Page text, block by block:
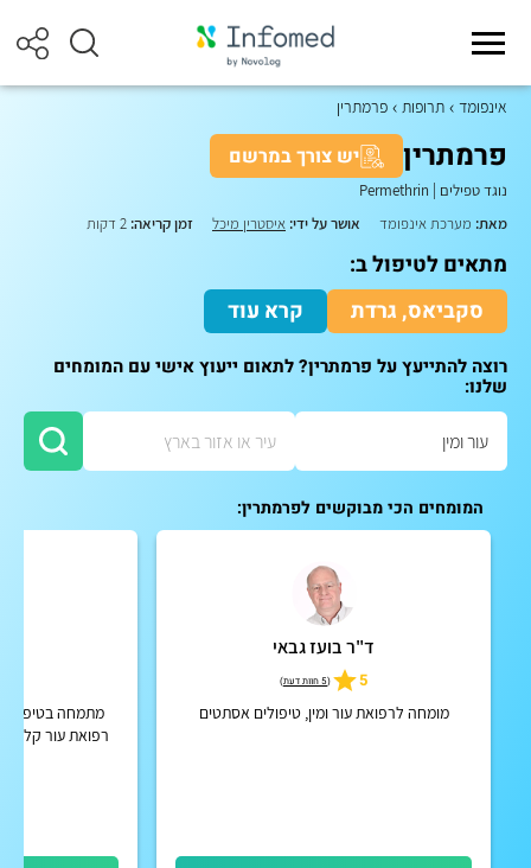
אינפומד תרופות פרמתרין
פרמתרין יש צורך במרשם
נוגד טפילים
Permethrin
מאת: מערכת אינפומד אושר על ידי: איסטרין מיכל זמן קריאה:
מתאים לטיפול ב:
סקביאס, גרדת
קרא עוד
רוצה להתייעץ על פרמתרין? לתאום ייעוץ אישי עם המומחים
שלנו:
המומחים הכי מבוקשים לפרמתרין:
ד"ר בועז גבאי
5
(5 חוות דעת )
מומחה לרפואת עור ומין, טיפולים אסתטים
מתמחה בטיפול
רפואת עור